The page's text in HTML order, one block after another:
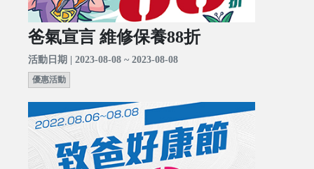
爸氣宣言 維修保養88折
活動日期 | 2023-08-08 ~ 2023-08-08
優惠活動